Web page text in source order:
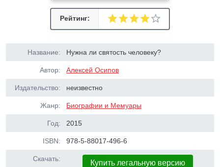
Рейтинг:
Название: Нужна ли святость человеку?
Автор: Алексей Осипов
Издательство: неизвестно
Жанр: Биографии и Мемуары
Год: 2015
ISBN: 978-5-88017-496-6
Скачать: Купить легальную версию